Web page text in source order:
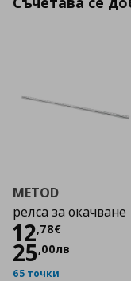
METOD
релса за окачване
12,78€
Цена
25,00лв
65 точки